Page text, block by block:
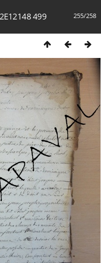
255/258
2E12148 499